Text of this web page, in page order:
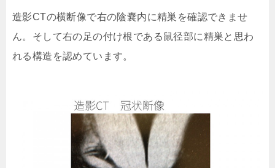
造影CTの横断像で右の陰嚢内に精巣を確認できませ
ん。そして右の足の付け根である鼠径部に精巣と思わ
れる構造を認めています。